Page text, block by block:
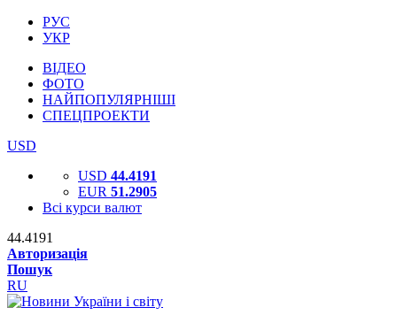
РУС
УКР
ВІДЕО
ФОТО
НАЙПОПУЛЯРНІШІ
СПЕЦПРОЕКТИ
USD
USD 44.4191
EUR 51.2905
Всі курси валют
44.4191
Авторизація
Пошук
RU